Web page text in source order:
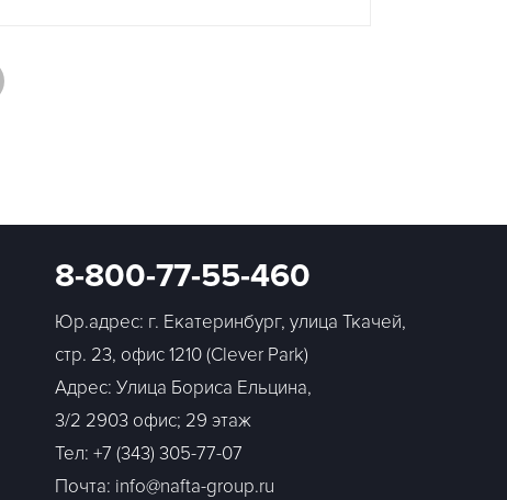
8-800-77-55-460
Юр.адрес: г. Екатеринбург, улица Ткачей,
стр. 23, офис 1210 (Clever Park)
Адрес: Улица Бориса Ельцина,
3/2 2903 офис; 29 этаж
Тел: +7 (343) 305-77-07
Почта: info@nafta-group.ru